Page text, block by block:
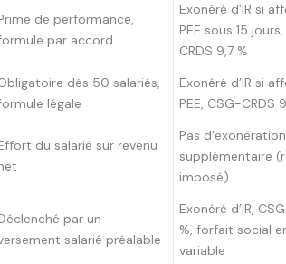
de performance,
par accord
Exonéré d’IR si
PEE sous 15
CRDS 9,7 %
dès 50 salariés,
légale
Exonéré d’IR si
PEE, CSG-CRDS
du salarié sur revenu
Pas d’exonération
supplémentaire
imposé)
par un
salarié préalable
Exonéré d’IR,
%, forfait social
variable